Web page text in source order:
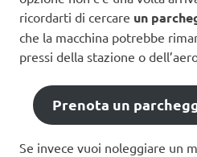
ricordarti di cercare un
che la macchina potrebbe
pressi della stazione o
Prenota un
Se invece vuoi noleggiare un